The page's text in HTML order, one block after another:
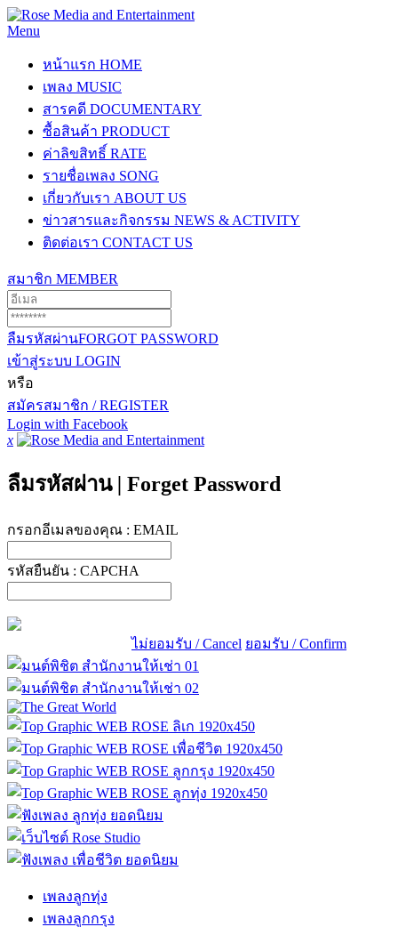
Menu
หน้าแรก HOME
เพลง MUSIC
สารคดี DOCUMENTARY
ซื้อสินค้า PRODUCT
ค่าลิขสิทธิ์ RATE
รายชื่อเพลง SONG
เกี่ยวกับเรา ABOUT US
ข่าวสารและกิจกรรม NEWS & ACTIVITY
ติดต่อเรา CONTACT US
สมาชิก MEMBER
ลืมรหัสผ่านFORGOT PASSWORD
เข้าสู่ระบบ LOGIN
หรือ
สมัครสมาชิก / REGISTER
Login with Facebook
x
ลืมรหัสผ่าน | Forget Password
กรอกอีเมลของคุณ : EMAIL
รหัสยืนยัน : CAPCHA
ไม่ยอมรับ / Cancel ยอมรับ / Confirm
เพลงลูกทุ่ง
เพลงลูกกรุง